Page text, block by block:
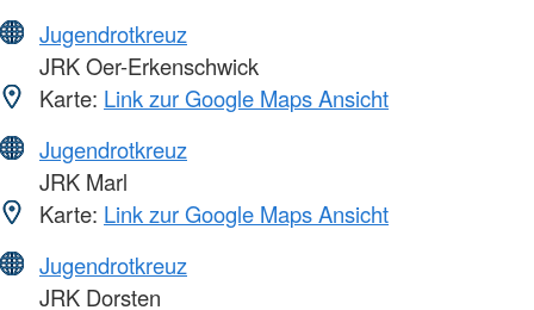
Jugendrotkreuz
JRK Oer-Erkenschwick
Karte: Link zur Google Maps Ansicht
Jugendrotkreuz
JRK Marl
Karte: Link zur Google Maps Ansicht
Jugendrotkreuz
JRK Dorsten